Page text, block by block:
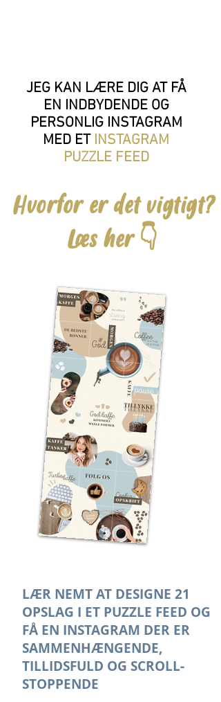
JEG KAN LÆRE DIG AT FÅ
EN INDBYDENDE OG
PERSONLIG INSTAGRAM
MED ET INSTAGRAM
PUZZLE FEED
Hvorfor er det vigtigt?
Læs her 👇
LÆR NEMT AT DESIGNE 21
OPSLAG I ET PUZZLE FEED OG
FÅ EN INSTAGRAM DER ER
SAMMENHÆNGENDE,
TILLIDSFULD OG SCROLL-
STOPPENDE